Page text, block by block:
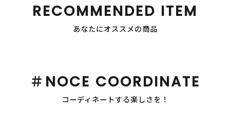
RECOMMENDED ITEM
あなたにオススメの商品
＃NOCE COORDINATE
コーディネートする楽しさを！